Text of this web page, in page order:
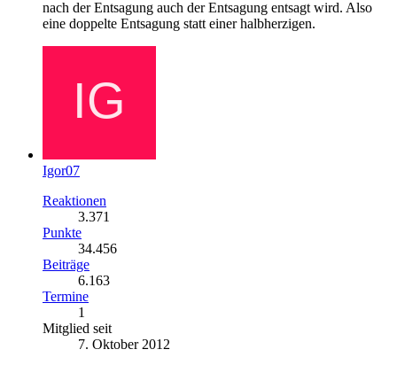
nach der Entsagung auch der Entsagung entsagt wird. Also
eine doppelte Entsagung statt einer halbherzigen.
Igor07
Reaktionen
3.371
Punkte
34.456
Beiträge
6.163
Termine
1
Mitglied seit
7. Oktober 2012